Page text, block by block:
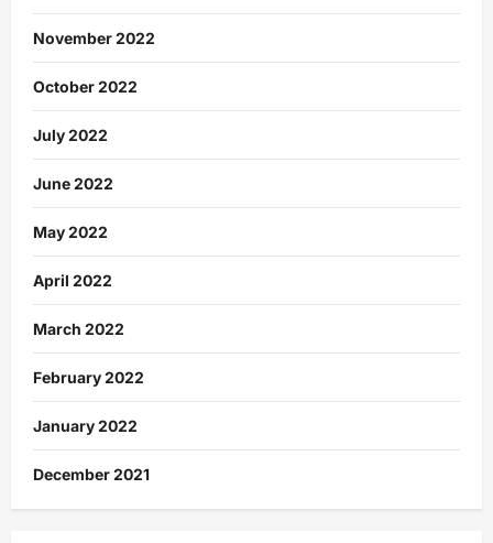
November 2022
October 2022
July 2022
June 2022
May 2022
April 2022
March 2022
February 2022
January 2022
December 2021